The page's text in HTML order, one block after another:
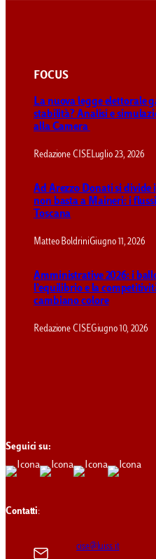
FOCUS
La nuova legge elettorale
stabilità? Analisi e
alla Camera
Redazione CISE Luglio 23, 2026
Ad Arezzo Donati si
non basta a Maineri: i
Toscana
Matteo BoldriniGiugno 11, 2026
Amministrative 2026: i
l’equilibrio e la
cambiano colore
Redazione CISEGiugno 10, 2026
Seguici su:
Contatti:
cise@luiss.it